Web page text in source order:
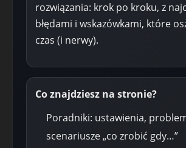
rozwiązania: krok po kroku, z
błędami i wskazówkami, które
czas (i nerwy).
Co znajdziesz na stronie?
Poradniki: ustawienia,
scenariusze „co zrobić gdy…”